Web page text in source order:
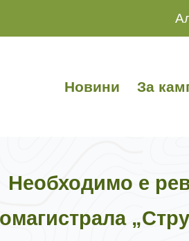
Новини За
Необходимо е